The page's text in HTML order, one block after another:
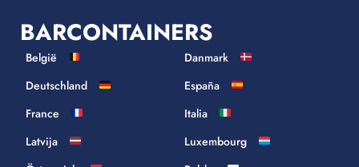
BARCONTAINERS
België
Danmark
Deutschland
España
France
Italia
Latvija
Luxembourg